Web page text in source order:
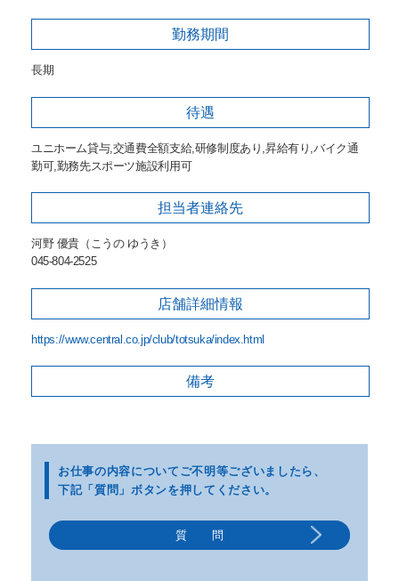
勤務期間
長期
待遇
ユニホーム貸与,交通費全額支給,研修制度あり,昇給有り,バイク通
勤可,勤務先スポーツ施設利用可
担当者連絡先
河野 優貴（こうの ゆうき）
045-804-2525
店舗詳細情報
https://www.central.co.jp/club/totsuka/index.html
備考
お仕事の内容についてご不明等ございましたら、
下記「質問」ボタンを押してください。
質 問